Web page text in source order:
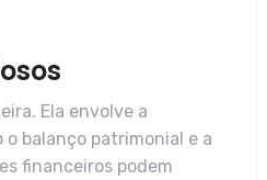
Ela envolve a
balanço patrimonial e a
financeiros podem